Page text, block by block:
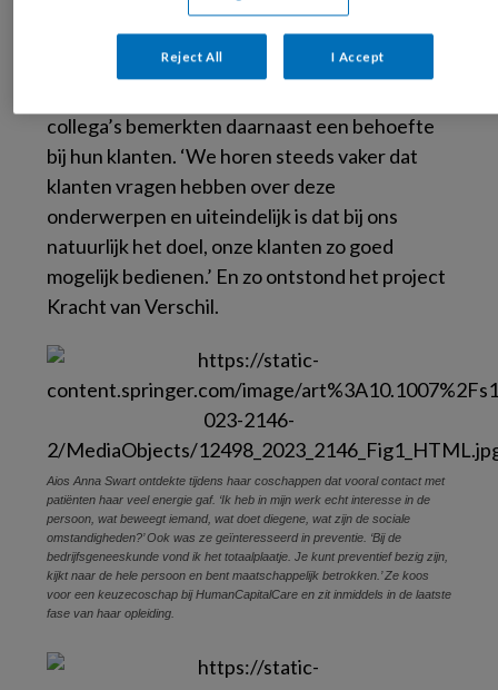
vertelde bijvoorbeeld dat onderzoek laat zien
dat vrouwen met AD(H)D meer last kunnen
hebben van hormonale wisselingen dan
collega’s bemerkten daarnaast een behoefte
bij hun klanten. ‘We horen steeds vaker dat
klanten vragen hebben over deze
onderwerpen en uiteindelijk is dat bij ons
natuurlijk het doel, onze klanten zo goed
mogelijk bedienen.’ En zo ontstond het project
Kracht van Verschil.
Aios Anna Swart ontdekte tijdens haar coschappen dat vooral contact met
patiënten haar veel energie gaf. ‘Ik heb in mijn werk echt interesse in de
persoon, wat beweegt iemand, wat doet diegene, wat zijn de sociale
omstandigheden?’ Ook was ze geïnteresseerd in preventie. ‘Bij de
bedrijfsgeneeskunde vond ik het totaalplaatje. Je kunt preventief bezig zijn,
kijkt naar de hele persoon en bent maatschappelijk betrokken.’ Ze koos
voor een keuzecoschap bij HumanCapitalCare en zit inmiddels in de laatste
fase van haar opleiding.
Reject All I Accept